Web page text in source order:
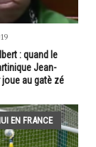
: quand le
Jean-
joue au gatè zé
EN FRANCE